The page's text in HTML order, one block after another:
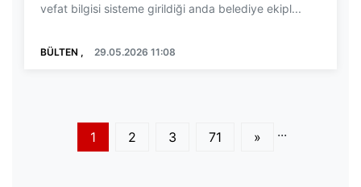
vefat bilgisi sisteme girildiği anda belediye ekipl...
BÜLTEN , 29.05.2026 11:08
1 2 3 ...
71 »